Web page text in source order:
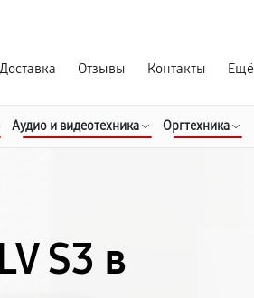
Доставка Отзывы Контакты Ещё
Аудио и видеотехника Оргтехника
S3 в